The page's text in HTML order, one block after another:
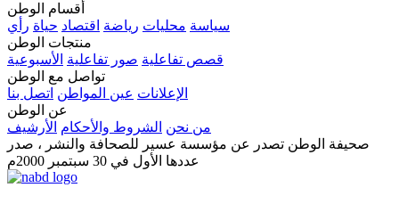
أقسام الوطن
سياسة محليات رياضة اقتصاد حياة رأي
منتجات الوطن
قصص تفاعلية صور تفاعلية الأسبوعية
تواصل مع الوطن
الإعلانات عين المواطن اتصل بنا
عن الوطن
من نحن الشروط والأحكام الأرشيف
صحيفة الوطن تصدر عن مؤسسة عسير للصحافة والنشر ، صدر
عددها الأول في 30 سبتمبر 2000م